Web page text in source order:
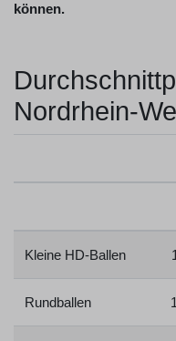
können.
Nordrhein-
Kleine HD-Ballen
Rundballen